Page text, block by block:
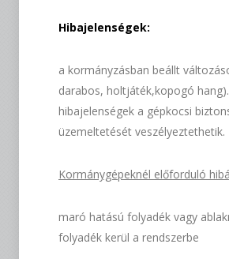
Hibajelenségek:
a kormányzásban beállt
darabos, holtjáték,kopogó
hibajelenségek a gépkocsi
üzemeltetését veszélyeztethetik.
Kormánygépeknél előforduló
maró hatású folyadék vagy
folyadék kerül a rendszerbe